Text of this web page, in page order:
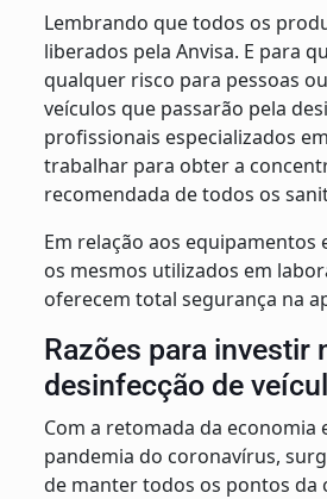
Lembrando que todos os
liberados pela Anvisa. E para
qualquer risco para pessoas
veículos que passarão pela
profissionais especializados
trabalhar para obter a
recomendada de todos os
Em relação aos equipamentos
os mesmos utilizados em
oferecem total segurança na
Razões para investir
desinfecção de
Com a retomada da economia
pandemia do coronavírus,
de manter todos os pontos da